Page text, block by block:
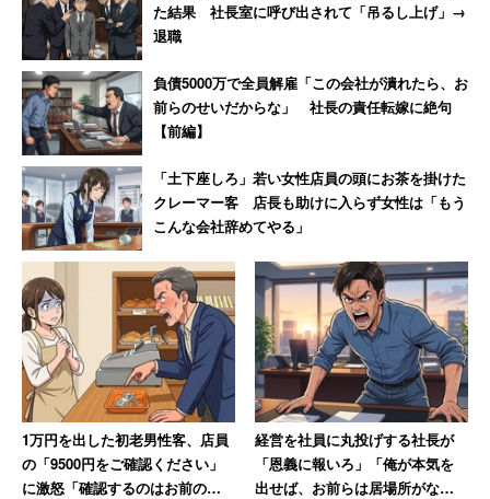
た結果 社長室に呼び出されて「吊るし上げ」→
退職
負債5000万で全員解雇「この会社が潰れたら、お
前らのせいだからな」 社長の責任転嫁に絶句
【前編】
「土下座しろ」若い女性店員の頭にお茶を掛けた
クレーマー客 店長も助けに入らず女性は「もう
こんな会社辞めてやる」
1万円を出した初老男性客、店員
の「9500円をご確認ください」
に激怒「確認するのはお前の仕
経営を社員に丸投げする社長が
「恩義に報いろ」「俺が本気を
出せば、お前らは居場所がなく